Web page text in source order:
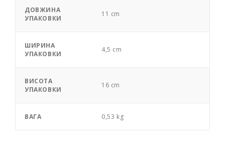
ДОВЖИНА
УПАКОВКИ
11 cm
ШИРИНА
УПАКОВКИ
4,5 cm
ВИСОТА
УПАКОВКИ
16 cm
ВАГА 0,53 kg